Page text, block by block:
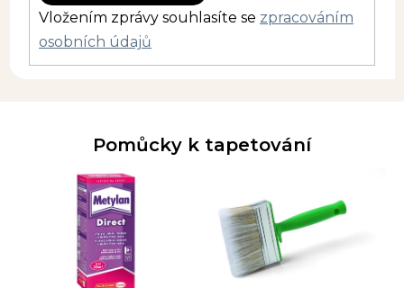
Vložením zprávy souhlasíte se zpracováním
osobních údajů
Pomůcky k tapetování